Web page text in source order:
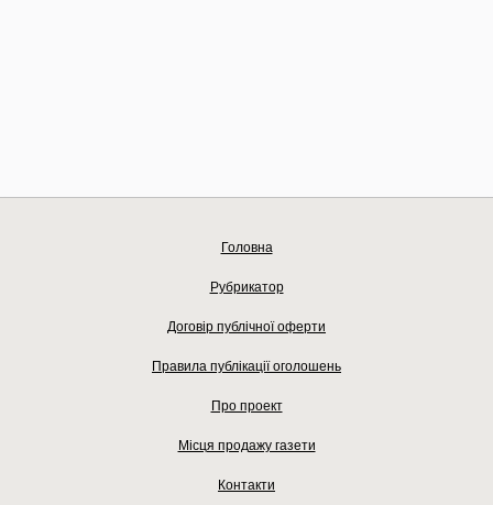
Головна
Рубрикатор
Договір публічної оферти
Правила публікації оголошень
Про проект
Місця продажу газети
Контакти